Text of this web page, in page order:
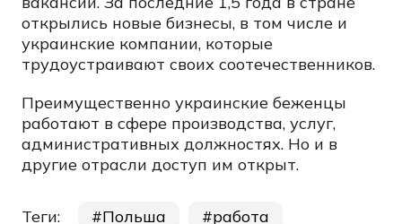
открылись новые бизнесы, в том числе и
украинские компании, которые
трудоустраивают своих соотечественников.
Преимущественно украинские беженцы
работают в сфере производства, услуг,
административных должностях. Но и в
другие отрасли доступ им открыт.
Теги: Польша работа